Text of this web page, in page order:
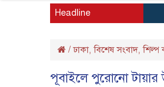
Headline
/ঢাকা,বিশেষ সংবাদ,শিল্প
পূবাইলে পুরোনো টায়ার